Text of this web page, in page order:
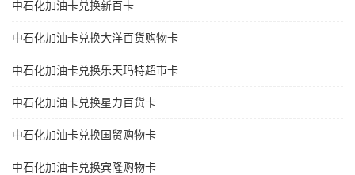
中石化加油卡兑换新百卡
中石化加油卡兑换大洋百货购物卡
中石化加油卡兑换乐天玛特超市卡
中石化加油卡兑换星力百货卡
中石化加油卡兑换国贸购物卡
中石化加油卡兑换宾隆购物卡